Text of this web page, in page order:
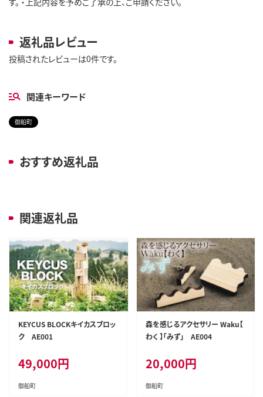
返礼品レビュー
投稿されたレビューは0件です。
関連キーワード
御船町
おすすめ返礼品
関連返礼品
KEYCUS BLOCKキイカスブロッ
ク AE001
49,000円
御船町
森を感じるアクセサリー Waku【
わく 】「みず」 AE004
20,000円
御船町